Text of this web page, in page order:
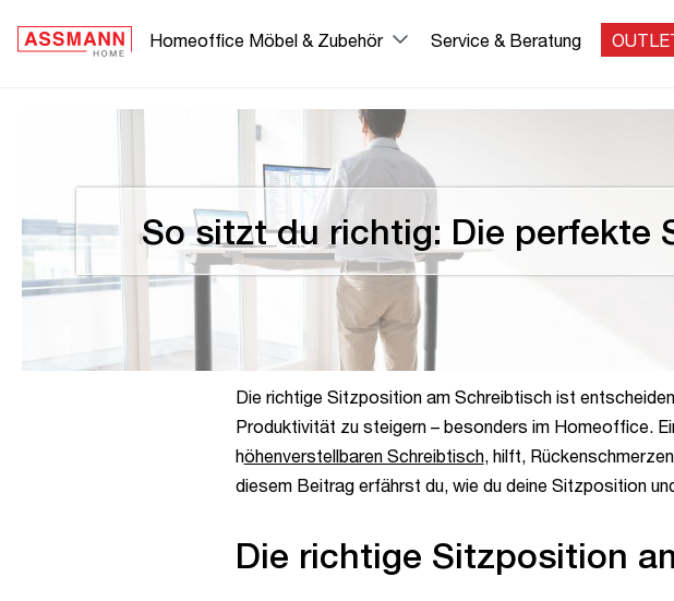
Zur Hauptnavigation springen
Homeoffice Möbel & Zubehör Service & Beratung
So sitzt du richtig: Die perfekte
Die richtige Sitzposition am Schreibtisch ist
Produktivität zu steigern – besonders im Homeoffice.
höhenverstellbaren Schreibtisch, hilft,
diesem Beitrag erfährst du, wie du deine Sitzposition
Die richtige Sitzposition